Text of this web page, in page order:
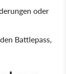
oder
Battlepass,